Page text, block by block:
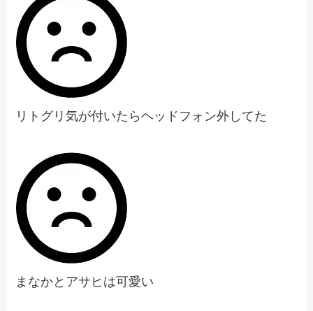
リトグリ気が付いたらヘッドフォン外してた
まなかとアサヒは可愛い